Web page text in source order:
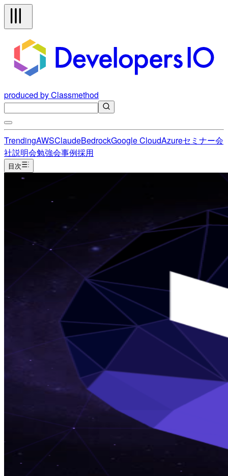
produced by Classmethod
TrendingAWSClaudeBedrockGoogle CloudAzureセミナー会
社説明会勉強会事例採用
目次